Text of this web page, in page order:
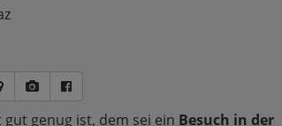
genug ist, dem sei ein Besuch in der